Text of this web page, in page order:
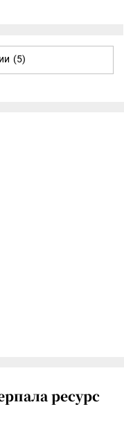
(5)
ресурс